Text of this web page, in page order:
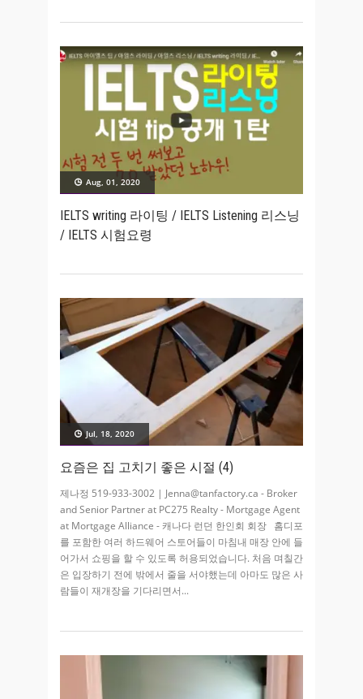
Aug, 01, 2020
IELTS writing 라이팅 / IELTS Listening 리스닝
/ IELTS 시험요령
Jul, 18, 2020
요즘은 집 고치기 좋은 시절 (4)
제나정 519-933-3002 | Jenna@tanfactory.ca - Broker
and Senior Partner at PC275 Realty - Mortgage Agent
at Mortgage Alliance - 캐나다 런던 한인회 회장 홈디포
를 포함한 여러 하드웨어 스토어들이 마침내 매장 안에 들
어가서 쇼핑을 할 수 있도록 허용되었습니다. 처음 며칠간
은 입장하기 전에 밖에서 줄을 서야했는데 아마도 많은 사
람들이 재개장을 기다리면서